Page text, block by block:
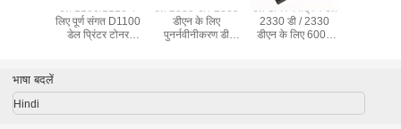
डेल 1100/1110 के
लिए पूर्ण संगत D1100
डेल प्रिंटर टोनर
डेल 2335 डी / 2335
डीएन के लिए
पुनर्नवीनीकरण डी
डेल टोनर कार्ट्रिज डेल
2330 डी / 2330
डीएन के लिए 6000
भाषा बदलें
Hindi